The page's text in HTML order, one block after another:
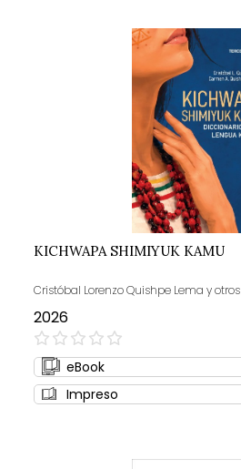
KICHWAPA SHIMIYUK KAMU
Cristóbal Lorenzo Quishpe Lema y otros
2026
0%
eBook
Impreso